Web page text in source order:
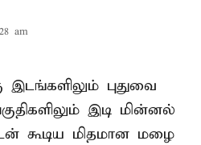
am
இடங்களிலும் புதுவை
இடி மின்னல்
கூடிய மிதமான மழை